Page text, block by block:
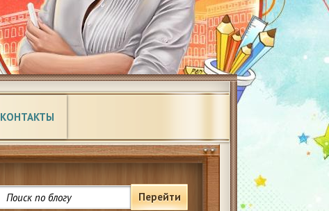
КОНТАКТЫ
Перейти